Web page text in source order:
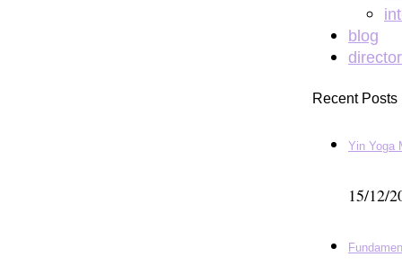
blog
Recent Posts
Yin Yoga
15/12/